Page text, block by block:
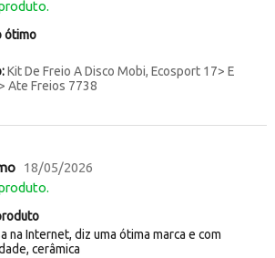
ótimo
Kit De Freio A Disco Mobi, Ecosport 17> E
Ate Freios 7738
18/05/2026
na Internet, diz uma ótima marca e com
cerâmica